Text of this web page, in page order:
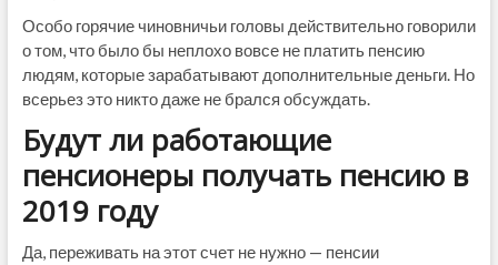
Особо горячие чиновничьи головы действительно говорили
о том, что было бы неплохо вовсе не платить пенсию
людям, которые зарабатывают дополнительные деньги. Но
всерьез это никто даже не брался обсуждать.
Будут ли работающие
пенсионеры получать пенсию в
2019 году
Да, переживать на этот счет не нужно — пенсии